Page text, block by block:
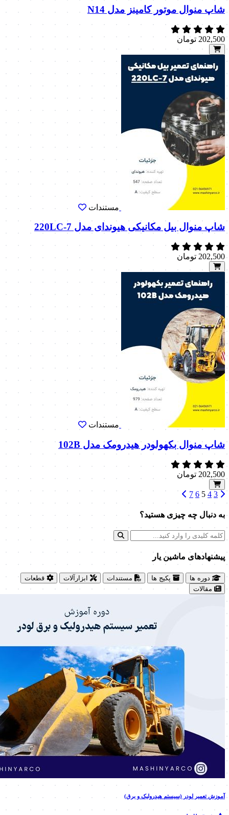
شاپ منوال موتور کامینز مدل N14
202,500 تومان
مستندات
شاپ منوال بیل مکانیکی هیوندای مدل 220LC-7
202,500 تومان
مستندات
شاپ منوال بکهولودر هیدرومک مدل 102B
202,500 تومان
3
4
5
6
7
به دنبال چه چیزی هستید؟
پیشنهاد‌های ماشین یار
دوره ها پکیج ها مستندات ابزارآلات
قطعات
مقالات
آموزش تعمیر لودر (سیستم هیدرولیک و برق)